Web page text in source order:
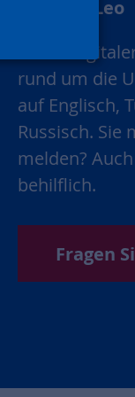
Chatbot Leo
Unser
rund um die
auf Englisch,
Russisch. Sie
melden?
behilflich.
Fragen